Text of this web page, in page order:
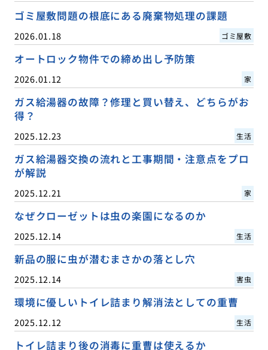
ゴミ屋敷問題の根底にある廃棄物処理の課題
2026.01.18 ゴミ屋敷
オートロック物件での締め出し予防策
2026.01.12 家
ガス給湯器の故障？修理と買い替え、どちらがお
得？
2025.12.23 生活
ガス給湯器交換の流れと工事期間・注意点をプロ
が解説
2025.12.21 家
なぜクローゼットは虫の楽園になるのか
2025.12.14 生活
新品の服に虫が潜むまさかの落とし穴
2025.12.14 害虫
環境に優しいトイレ詰まり解消法としての重曹
2025.12.12 生活
トイレ詰まり後の消毒に重曹は使えるか